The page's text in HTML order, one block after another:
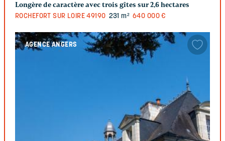
Longère de caractère avec trois gîtes sur 2,6 hectares
ROCHEFORT SUR LOIRE 49190 231 m² 640 000 €
AGENCE ANGERS